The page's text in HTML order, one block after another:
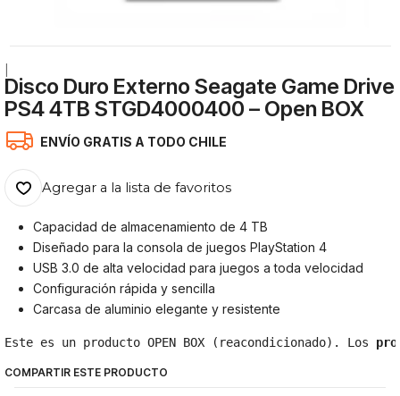
Disco Duro Externo Seagate Game Drive
PS4 4TB STGD4000400 – Open BOX
ENVÍO GRATIS A TODO CHILE
Agregar a la lista de favoritos
Capacidad de almacenamiento de 4 TB
Diseñado para la consola de juegos PlayStation 4
USB 3.0 de alta velocidad para juegos a toda velocidad
Configuración rápida y sencilla
Carcasa de aluminio elegante y resistente
Este es un producto OPEN BOX (reacondicionado). Los
COMPARTIR ESTE PRODUCTO